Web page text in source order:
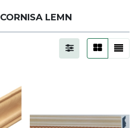
CORNISA LEMN